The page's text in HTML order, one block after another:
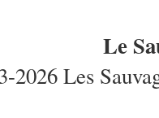
Le
2026 Les